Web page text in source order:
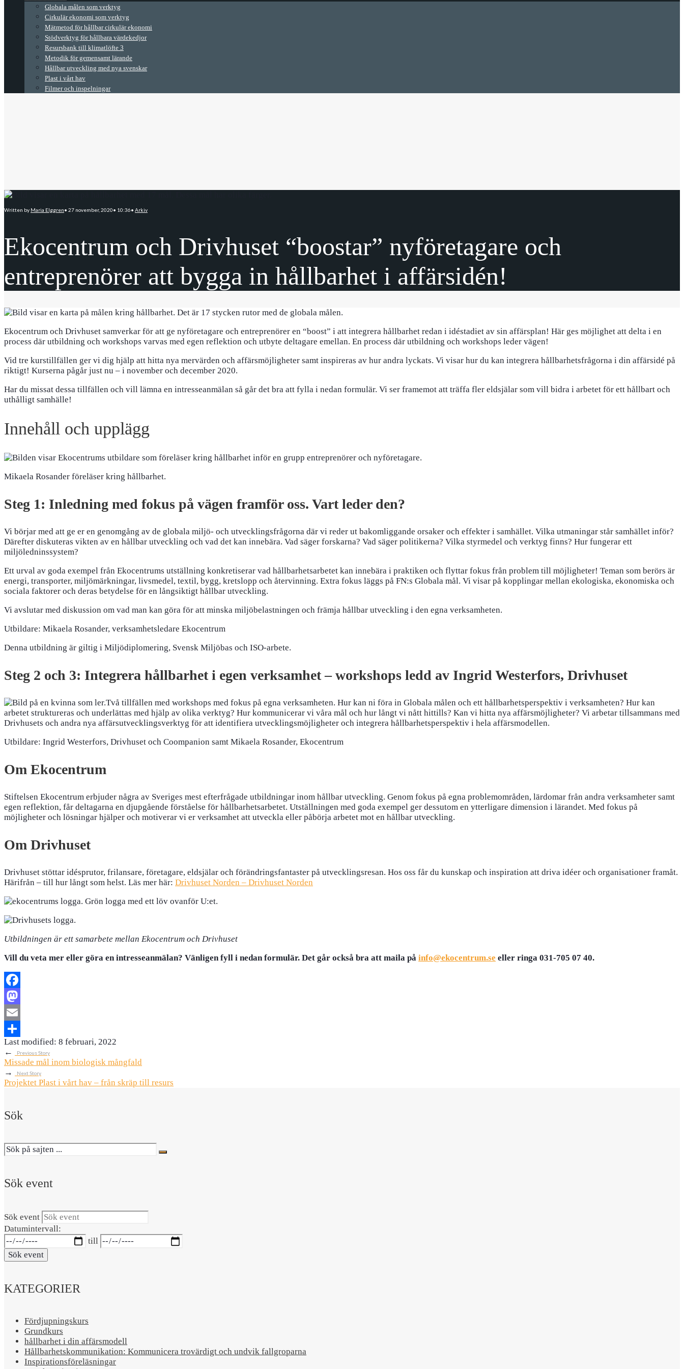
Globala målen som verktyg
Cirkulär ekonomi som verktyg
Mätmetod för hållbar cirkulär ekonomi
Stödverktyg för hållbara värdekedjor
Resursbank till klimatlöfte 3
Metodik för gemensamt lärande
Hållbar utveckling med nya svenskar
Plast i vårt hav
Filmer och inspelningar
Written by Maria Elggren• 27 november, 2020• 10:36• Arkiv
Ekocentrum och Drivhuset “boostar” nyföretagare och
entreprenörer att bygga in hållbarhet i affärsidén!
Ekocentrum och Drivhuset samverkar för att ge nyföretagare och entreprenörer en “boost” i att integrera hållbarhet redan i idéstadiet av sin affärsplan! Här ges möjlighet att delta i en
process där utbildning och workshops varvas med egen reflektion och utbyte deltagare emellan. En process där utbildning och workshops leder vägen!
Vid tre kurstillfällen ger vi dig hjälp att hitta nya mervärden och affärsmöjligheter samt inspireras av hur andra lyckats. Vi visar hur du kan integrera hållbarhetsfrågorna i din affärsidé på
riktigt! Kurserna pågår just nu – i november och december 2020.
Har du missat dessa tillfällen och vill lämna en intresseanmälan så går det bra att fylla i nedan formulär. Vi ser framemot att träffa fler eldsjälar som vill bidra i arbetet för ett hållbart och
uthålligt samhälle!
Innehåll och upplägg
Mikaela Rosander föreläser kring hållbarhet.
Steg 1: Inledning med fokus på vägen framför oss. Vart leder den?
Vi börjar med att ge er en genomgång av de globala miljö- och utvecklingsfrågorna där vi reder ut bakomliggande orsaker och effekter i samhället. Vilka utmaningar står samhället inför?
Därefter diskuteras vikten av en hållbar utveckling och vad det kan innebära. Vad säger forskarna? Vad säger politikerna? Vilka styrmedel och verktyg finns? Hur fungerar ett
miljöledninssystem?
Ett urval av goda exempel från Ekocentrums utställning konkretiserar vad hållbarhetsarbetet kan innebära i praktiken och flyttar fokus från problem till möjligheter! Teman som berörs är
energi, transporter, miljömärkningar, livsmedel, textil, bygg, kretslopp och återvinning. Extra fokus läggs på FN:s Globala mål. Vi visar på kopplingar mellan ekologiska, ekonomiska och
sociala faktorer och deras betydelse för en långsiktigt hållbar utveckling.
Vi avslutar med diskussion om vad man kan göra för att minska miljöbelastningen och främja hållbar utveckling i den egna verksamheten.
Utbildare: Mikaela Rosander, verksamhetsledare Ekocentrum
Denna utbildning är giltig i Miljödiplomering, Svensk Miljöbas och ISO-arbete.
Steg 2 och 3: Integrera hållbarhet i egen verksamhet – workshops ledd av Ingrid Westerfors, Drivhuset
Två tillfällen med workshops med fokus på egna verksamheten. Hur kan ni föra in Globala målen och ett hållbarhetsperspektiv i verksamheten? Hur kan
arbetet struktureras och underlättas med hjälp av olika verktyg? Hur kommunicerar vi våra mål och hur långt vi nått hittills? Kan vi hitta nya affärsmöjligheter? Vi arbetar tillsammans med
Drivhusets och andra nya affärsutvecklingsverktyg för att identifiera utvecklingsmöjligheter och integrera hållbarhetsperspektiv i hela affärsmodellen.
Utbildare: Ingrid Westerfors, Drivhuset och Coompanion samt Mikaela Rosander, Ekocentrum
Om Ekocentrum
Stiftelsen Ekocentrum erbjuder några av Sveriges mest efterfrågade utbildningar inom hållbar utveckling. Genom fokus på egna problemområden, lärdomar från andra verksamheter samt
egen reflektion, får deltagarna en djupgående förståelse för hållbarhetsarbetet. Utställningen med goda exempel ger dessutom en ytterligare dimension i lärandet. Med fokus på
möjligheter och lösningar hjälper och motiverar vi er verksamhet att utveckla eller påbörja arbetet mot en hållbar utveckling.
Om Drivhuset
Drivhuset stöttar idésprutor, frilansare, företagare, eldsjälar och förändringsfantaster på utvecklingsresan. Hos oss får du kunskap och inspiration att driva idéer och organisationer framåt.
Härifrån – till hur långt som helst. Läs mer här: Drivhuset Norden – Drivhuset Norden
Utbildningen är ett samarbete mellan Ekocentrum och Drivhuset
Vill du veta mer eller göra en intresseanmälan? Vänligen fyll i nedan formulär. Det går också bra att maila på info@ekocentrum.se eller ringa 031-705 07 40.
Facebook
Mastodon
Email
Dela
Last modified: 8 februari, 2022
←
Previous Story
Missade mål inom biologisk mångfald
→
Next Story
Projektet Plast i vårt hav – från skräp till resurs
Sök
Sök event
Sök event
Datumintervall:
till
Sök event
KATEGORIER
Fördjupningskurs
Grundkurs
hållbarhet i din affärsmodell
Hållbarhetskommunikation: Kommunicera trovärdigt och undvik fallgroparna​
Inspirationsföreläsningar